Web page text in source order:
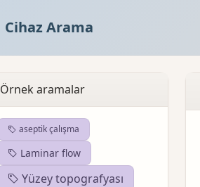
Cihaz Arama
Örnek aramalar
aseptik çalışma
Laminar flow
Yüzey topografyası